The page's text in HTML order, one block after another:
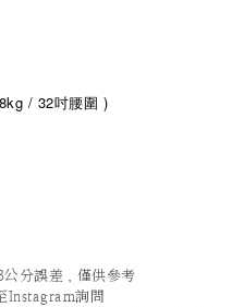
kg / 32吋腰圍 )
分誤差，僅供參考
Instagram詢問